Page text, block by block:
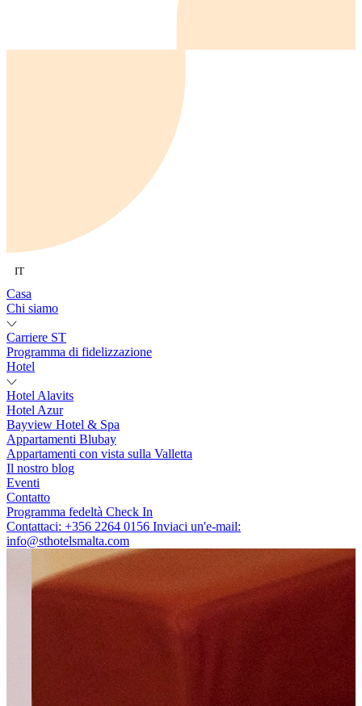
IT
Casa
Chi siamo
Carriere ST
Programma di fidelizzazione
Hotel
Hotel Alavits
Hotel Azur
Bayview Hotel & Spa
Appartamenti Blubay
Appartamenti con vista sulla Valletta
Il nostro blog
Eventi
Contatto
Programma fedeltà Check In
Contattaci: +356 2264 0156 Inviaci un'e-mail:
info@sthotelsmalta.com